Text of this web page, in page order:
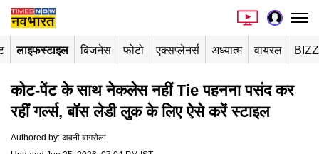
लाइफस्टाइल बिजनेस फोटो एक्सप्लेनर्स अध्यात्म वायरल
कोट-पेंट के साथ नेकलेस नहीं Tie पहनना पसंद कर
रहीं गर्ल्स, बॉस लेडी लुक के लिए ऐसे करें स्टाइल
Authored by: अवनी बागरोला